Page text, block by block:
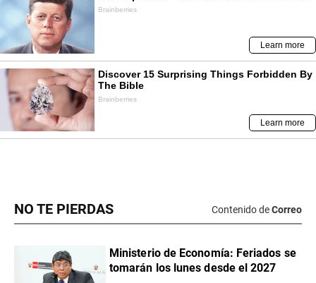
NO TE PIERDAS Contenido deCorreo
Ministerio de Economía: Feriados se
tomarán los lunes desde el 2027